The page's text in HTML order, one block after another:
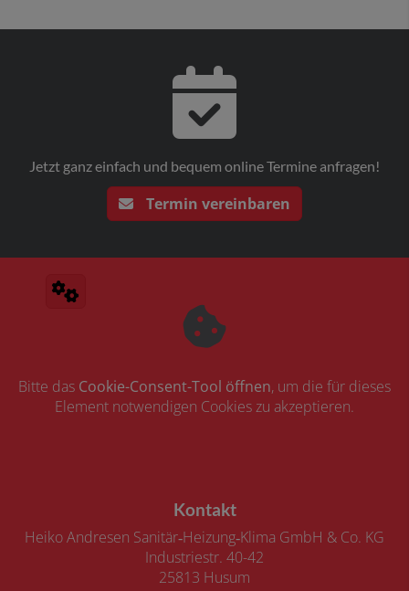
Jetzt ganz einfach und bequem online Termine anfragen!
Termin vereinbaren
Bitte das Cookie-Consent-Tool öffnen, um die für dieses
Element notwendigen Cookies zu akzeptieren.
Footer - Kontaktdaten und Öffnungszeiten
Kontakt
Heiko Andresen Sanitär‑Heizung‑Klima GmbH & Co. KG
Industriestr. 40-42
25813 Husum